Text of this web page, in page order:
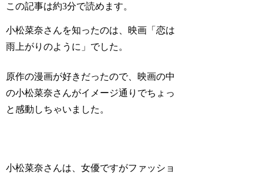
この記事は約3分で読めます。
小松菜奈さんを知ったのは、映画「恋は
雨上がりのように」でした。
原作の漫画が好きだったので、映画の中
の小松菜奈さんがイメージ通りでちょっ
と感動しちゃいました。
小松菜奈さんは、女優ですがファッショ